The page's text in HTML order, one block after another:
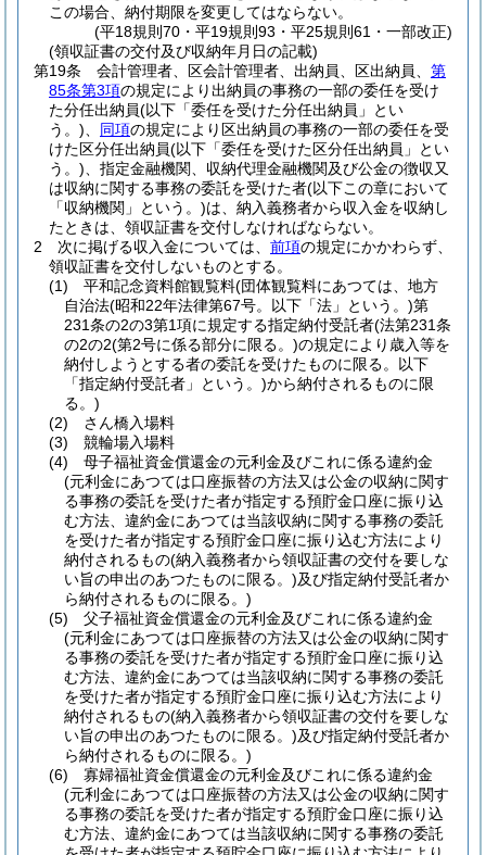
この場合、納付期限を変更してはならない。
(平18規則70・平19規則93・平25規則61・一部改正)
(領収証書の交付及び収納年月日の記載)
第19条
会計管理者、区会計管理者、出納員、区出納員、 第
85条第3項の規定により出納員の事務の一部の委任を受け
た分任出納員(以下「委任を受けた分任出納員」とい
う。)
同項の規定により区出納員の事務の一部の委任を受
けた区分任出納員(以下「委任を受けた区分任出納員」とい
う。) 、指定金融機関、収納代理金融機関及び公金の徴収又
は収納に関する事務の委託を受けた者(以下この章において
「収納機関」という。)は、納入義務者から収入金を収納し
たときは、領収証書を交付しなければならない。
2
次に掲げる収入金については、 前項の規定にかかわらず、
領収証書を交付しないものとする。
(1)
平和記念資料館観覧料(団体観覧料にあつては、地方
自治法(昭和22年法律第67号。以下「法」という。)第
231条の2の3第1項に規定する指定納付受託者(法第231条
の2の2(第2号に係る部分に限る。)の規定により歳入等を
納付しようとする者の委託を受けたものに限る。以下
「指定納付受託者」という。)から納付されるものに限
る。)
(2)
さん橋入場料
(3)
競輪場入場料
(4)
母子福祉資金償還金の元利金及びこれに係る違約金
(元利金にあつては口座振替の方法又は公金の収納に関す
る事務の委託を受けた者が指定する預貯金口座に振り込
む方法、違約金にあつては当該収納に関する事務の委託
を受けた者が指定する預貯金口座に振り込む方法により
納付されるもの(納入義務者から領収証書の交付を要しな
い旨の申出のあつたものに限る。)及び指定納付受託者か
ら納付されるものに限る。)
(5)
父子福祉資金償還金の元利金及びこれに係る違約金
(元利金にあつては口座振替の方法又は公金の収納に関す
る事務の委託を受けた者が指定する預貯金口座に振り込
む方法、違約金にあつては当該収納に関する事務の委託
を受けた者が指定する預貯金口座に振り込む方法により
納付されるもの(納入義務者から領収証書の交付を要しな
い旨の申出のあつたものに限る。)及び指定納付受託者か
ら納付されるものに限る。)
(6)
寡婦福祉資金償還金の元利金及びこれに係る違約金
(元利金にあつては口座振替の方法又は公金の収納に関す
る事務の委託を受けた者が指定する預貯金口座に振り込
む方法、違約金にあつては当該収納に関する事務の委託